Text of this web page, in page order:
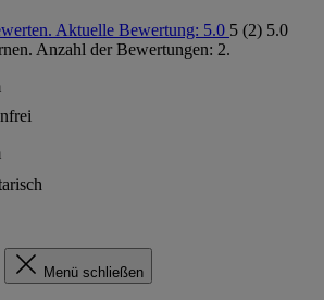
Aktuelle Bewertung: 5.0 5 (2) 5.0
Anzahl der Bewertungen: 2.
Menü schließen